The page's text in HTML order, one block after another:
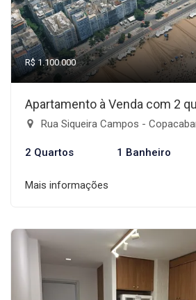
R$ 1.100.000
Apartamento à Venda com 2
Rua Siqueira Campos -
2 Quartos 1 Banheiro
Mais informações